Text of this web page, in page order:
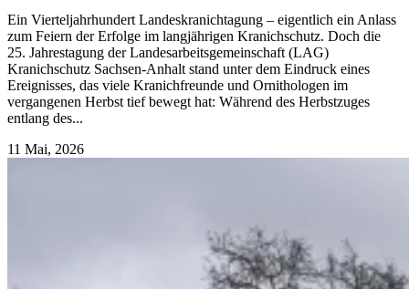
Ein Vierteljahrhundert Landeskranichtagung – eigentlich ein Anlass
zum Feiern der Erfolge im langjährigen Kranichschutz. Doch die
25. Jahrestagung der Landesarbeitsgemeinschaft (LAG)
Kranichschutz Sachsen-Anhalt stand unter dem Eindruck eines
Ereignisses, das viele Kranichfreunde und Ornithologen im
vergangenen Herbst tief bewegt hat: Während des Herbstzuges
entlang des...
11 Mai, 2026